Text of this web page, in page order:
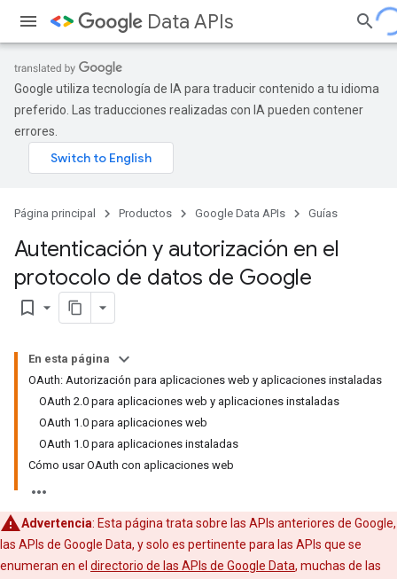
Data APIs
Google utiliza tecnología de IA para traducir contenido a tu idioma
preferido. Las traducciones realizadas con IA pueden contener
errores.
Página principal Productos Google Data APIs Guías
Autenticación y autorización en el
protocolo de datos de Google
bookmark_border
En esta página
OAuth: Autorización para aplicaciones web y aplicaciones instaladas
OAuth 2.0 para aplicaciones web y aplicaciones instaladas
OAuth 1.0 para aplicaciones web
OAuth 1.0 para aplicaciones instaladas
Cómo usar OAuth con aplicaciones web
Advertencia: Esta página trata sobre las APIs anteriores de Google,
las APIs de Google Data, y solo es pertinente para las APIs que se
enumeran en el directorio de las APIs de Google Data, muchas de las